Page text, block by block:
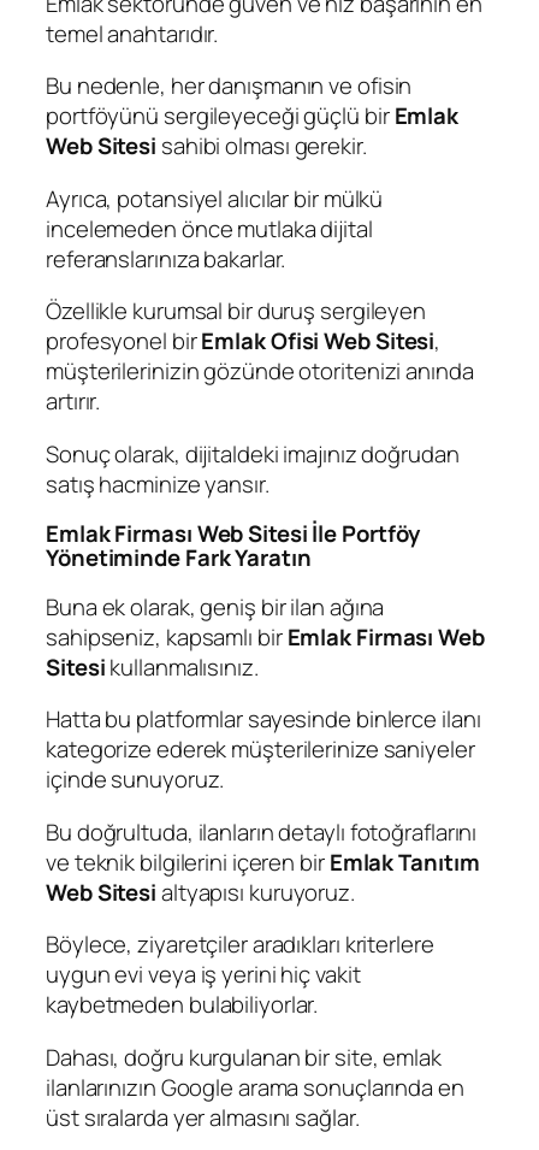
temel anahtarıdır.
Bu nedenle, her danışmanın ve ofisin
portföyünü sergileyeceği güçlü birEmlak
Web Sitesi sahibi olması gerekir.
Ayrıca, potansiyel alıcılar bir mülkü
incelemeden önce mutlaka dijital
referanslarınıza bakarlar.
Özellikle kurumsal bir duruş sergileyen
profesyonel birEmlak Ofisi Web Sitesi,
müşterilerinizin gözünde otoritenizi anında
artırır.
Sonuç olarak, dijitaldeki imajınız doğrudan
satış hacminize yansır.
Emlak Firması Web Sitesi İle Portföy
Yönetiminde Fark Yaratın
Buna ek olarak, geniş bir ilan ağına
sahipseniz, kapsamlı birEmlak Firması Web
Sitesikullanmalısınız.
Hatta bu platformlar sayesinde binlerce ilanı
kategorize ederek müşterilerinize saniyeler
içinde sunuyoruz.
Bu doğrultuda, ilanların detaylı fotoğraflarını
ve teknik bilgilerini içeren birEmlak Tanıtım
Web Sitesialtyapısı kuruyoruz.
Böylece, ziyaretçiler aradıkları kriterlere
uygun evi veya iş yerini hiç vakit
kaybetmeden bulabiliyorlar.
Dahası, doğru kurgulanan bir site, emlak
ilanlarınızın Google arama sonuçlarında en
üst sıralarda yer almasını sağlar.